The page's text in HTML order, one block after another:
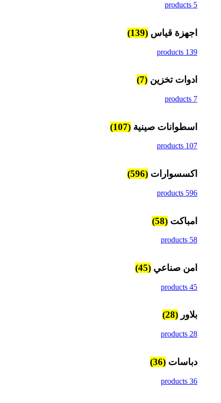
5 products
اجهزة قياس (139)
139 products
ادوات تخزين (7)
7 products
اسطوانات صينية (107)
107 products
اكسسوارات (596)
596 products
امباكت (58)
58 products
امن صناعي (45)
45 products
بلاور (28)
28 products
دباسات (36)
36 products